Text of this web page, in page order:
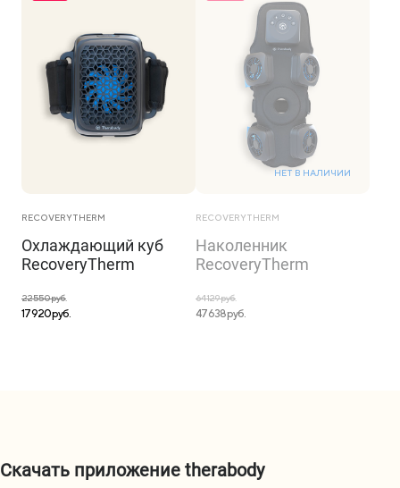
RECOVERYTHERM
Охлаждающий куб
RecoveryTherm
22 550 руб.
17 920 руб.
НЕТ В НАЛИЧИИ
RECOVERYTHERM
Наколенник
RecoveryTherm
64 129 руб.
47 638 руб.
Скачать приложение therabody